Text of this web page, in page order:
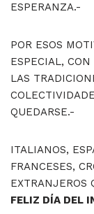
ESPERANZA.-
POR ESOS
ESPECIAL,
LAS
QUEDARSE.-
ITALIANOS,
FRANCESES,
EXTRANJEROS
FELIZ DÍA DEL